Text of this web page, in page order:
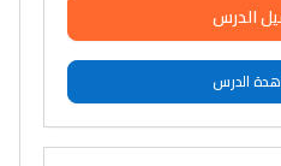
الدرس
الدرس